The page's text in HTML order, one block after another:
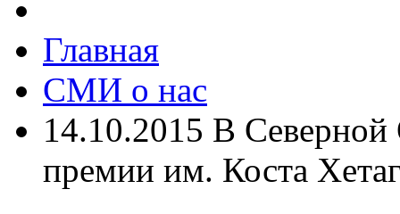
Главная
СМИ о нас
14.10.2015 В Северной
премии им. Коста